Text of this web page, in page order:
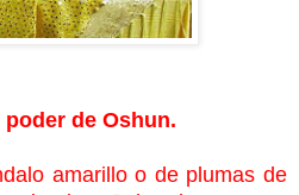
de Oshun.
amarillo o de plumas de